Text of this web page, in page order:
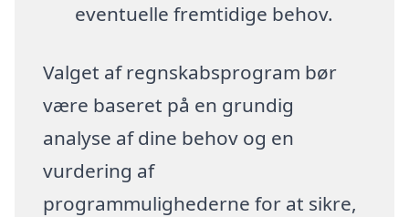
eventuelle fremtidige behov.
Valget af regnskabsprogram bør
være baseret på en grundig
analyse af dine behov og en
vurdering af
programmulighederne for at sikre,